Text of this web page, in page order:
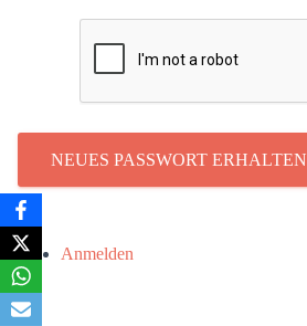
NEUES PASSWORT ERHALTEN
Anmelden